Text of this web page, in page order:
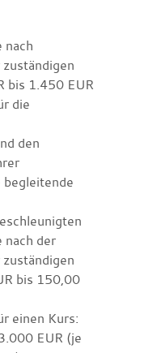
nach
bis 1.450 EUR
die
den
begleitende
nach der
bis 150,00
einen Kurs:
EUR (je